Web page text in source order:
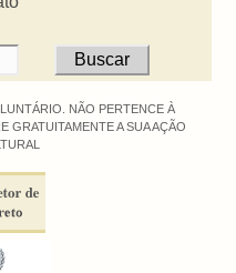
NÃO PERTENCE À
GRATUITAMENTE A SUA AÇÃO